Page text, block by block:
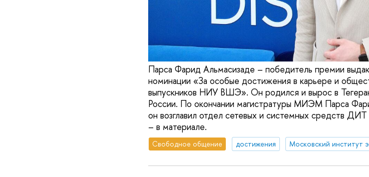
Парса Фарид Альмасизаде – победитель премии
номинации «За особые достижения в карьере и
выпускников НИУ ВШЭ». Он родился и вырос в
России. По окончании магистратуры МИЭМ Парса
он возглавил отдел сетевых и системных средств
– в материале.
Свободное общение достижения